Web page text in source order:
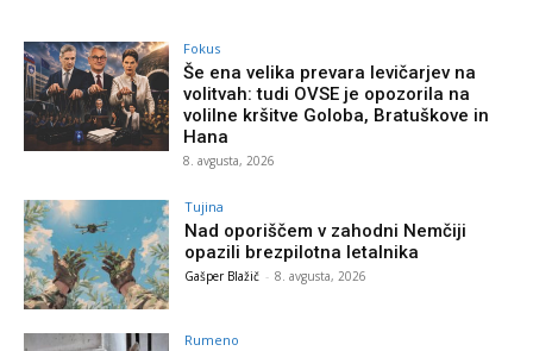
Fokus
Še ena velika prevara levičarjev na
volitvah: tudi OVSE je opozorila na
volilne kršitve Goloba, Bratuškove in
Hana
8. avgusta, 2026
Tujina
Nad oporiščem v zahodni Nemčiji
opazili brezpilotna letalnika
Gašper Blažič - 8. avgusta, 2026
Rumeno